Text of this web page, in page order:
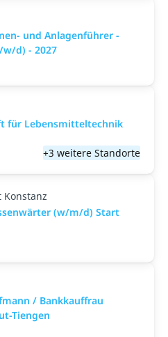
und Anlagenführer -
d) - 2027
für Lebensmitteltechnik
+3 weitere Standorte
Konstanz
(w/m/d) Start
/ Bankkauffrau
Tiengen